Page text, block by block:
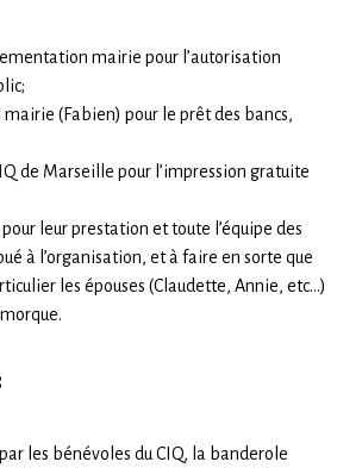
mairie pour l’autorisation
mairie (Fabien) pour le prêt des bancs,
de Marseille pour l’impression gratuite
leur prestation et toute l’équipe des
à l’organisation, et à faire en sorte que
les épouses (Claudette, Annie, etc…)
les bénévoles du CIQ, la banderole